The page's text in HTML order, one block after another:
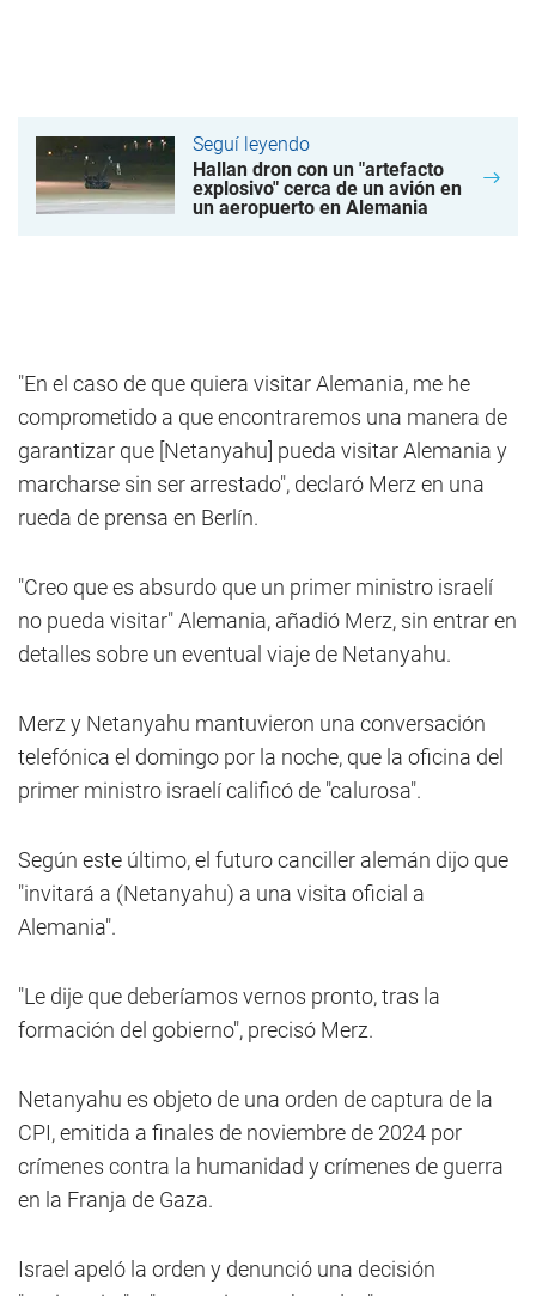
Seguí leyendo
Hallan dron con un "artefacto
explosivo" cerca de un avión en
un aeropuerto en Alemania
"En el caso de que quiera visitar Alemania, me he
comprometido a que encontraremos una manera de
garantizar que [Netanyahu] pueda visitar Alemania y
marcharse sin ser arrestado", declaró Merz en una
rueda de prensa en Berlín.
"Creo que es absurdo que un primer ministro israelí
no pueda visitar" Alemania, añadió Merz, sin entrar en
detalles sobre un eventual viaje de Netanyahu.
Merz y Netanyahu mantuvieron una conversación
telefónica el domingo por la noche, que la oficina del
primer ministro israelí calificó de "calurosa".
Según este último, el futuro canciller alemán dijo que
"invitará a (Netanyahu) a una visita oficial a
Alemania".
"Le dije que deberíamos vernos pronto, tras la
formación del gobierno", precisó Merz.
Netanyahu es objeto de una orden de captura de la
CPI, emitida a finales de noviembre de 2024 por
crímenes contra la humanidad y crímenes de guerra
en la Franja de Gaza.
Israel apeló la orden y denunció una decisión